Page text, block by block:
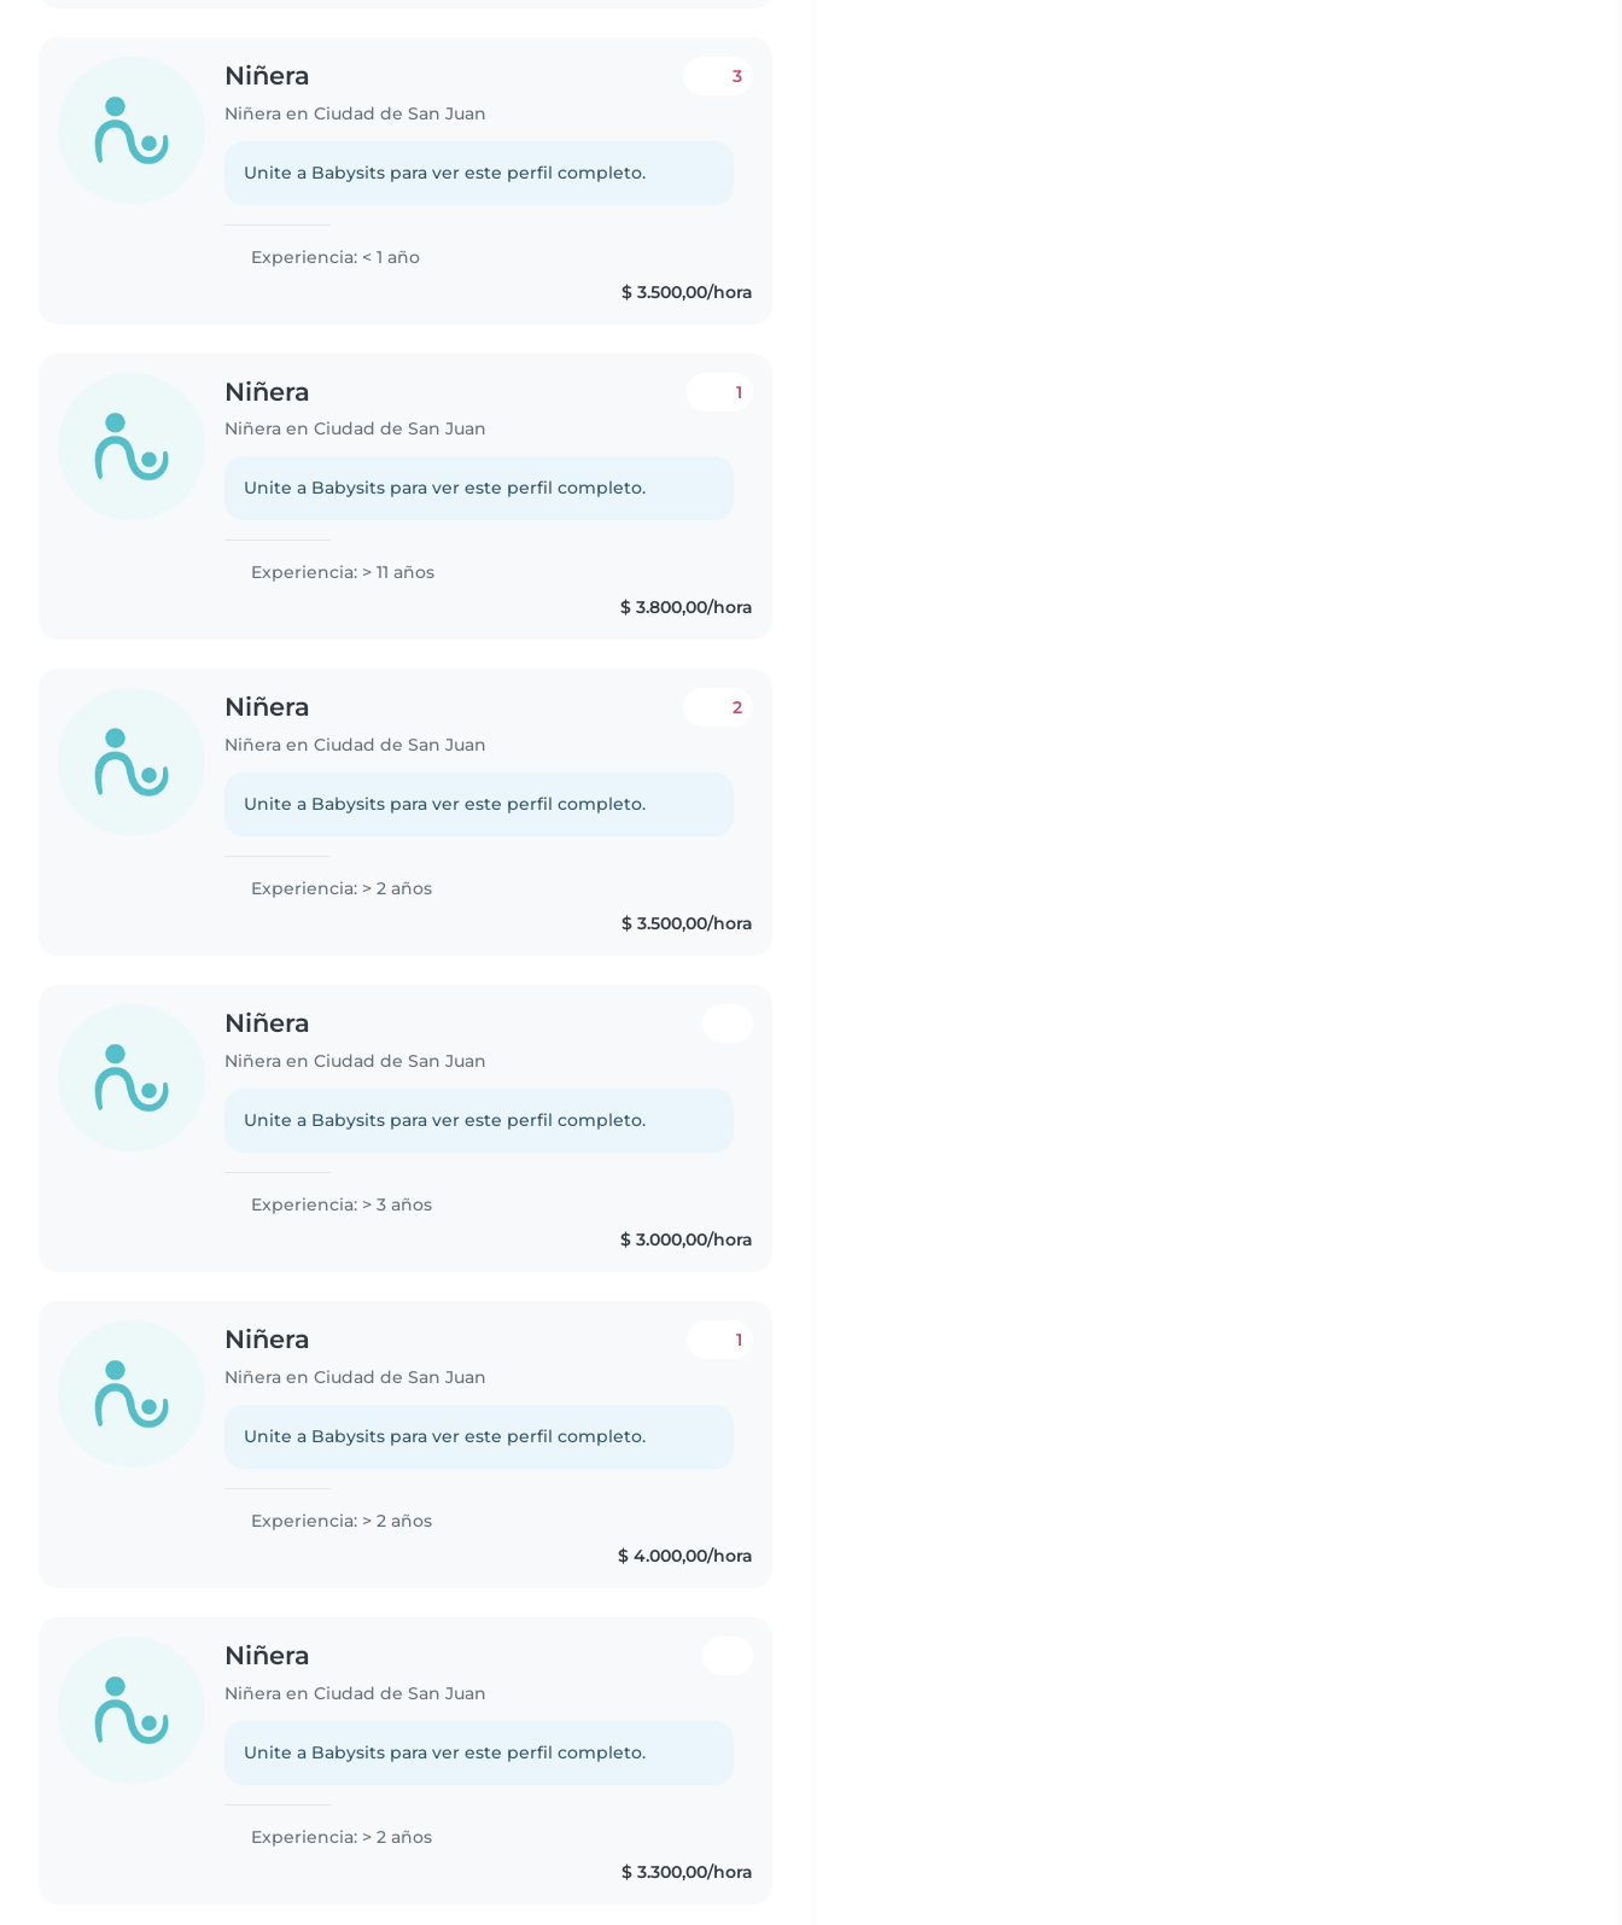
Niñera
Niñera en Ciudad de San Juan
3
Unite a Babysits para ver este perfil completo.
Experiencia: < 1 año
$ 3.500,00/hora
Niñera
Niñera en Ciudad de San Juan
1
Unite a Babysits para ver este perfil completo.
Experiencia: > 11 años
$ 3.800,00/hora
Niñera
Niñera en Ciudad de San Juan
2
Unite a Babysits para ver este perfil completo.
Experiencia: > 2 años
$ 3.500,00/hora
Niñera
Niñera en Ciudad de San Juan
Unite a Babysits para ver este perfil completo.
Experiencia: > 3 años
$ 3.000,00/hora
Niñera
Niñera en Ciudad de San Juan
1
Unite a Babysits para ver este perfil completo.
Experiencia: > 2 años
$ 4.000,00/hora
Niñera
Niñera en Ciudad de San Juan
Unite a Babysits para ver este perfil completo.
Experiencia: > 2 años
$ 3.300,00/hora